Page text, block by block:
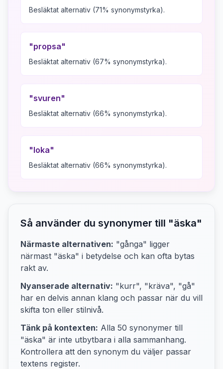
Besläktat alternativ (71% synonymstyrka).
"propsa"
Besläktat alternativ (67% synonymstyrka).
"svuren"
Besläktat alternativ (66% synonymstyrka).
"loka"
Besläktat alternativ (66% synonymstyrka).
Så använder du synonymer till "äska"
Närmaste alternativen: "gånga" ligger
närmast "äska" i betydelse och kan ofta bytas
rakt av.
Nyanserade alternativ: "kurr", "kräva", "gå"
har en delvis annan klang och passar när du vill
skifta ton eller stilnivå.
Tänk på kontexten: Alla 50 synonymer till
"äska" är inte utbytbara i alla sammanhang.
Kontrollera att den synonym du väljer passar
textens register.